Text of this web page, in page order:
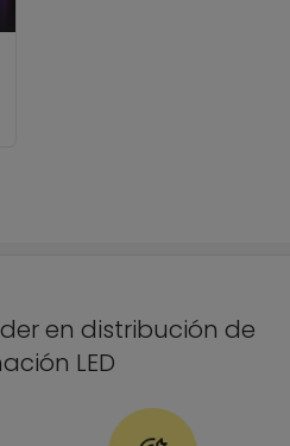
en distribución de
LED